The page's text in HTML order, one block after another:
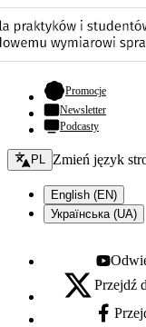
Promocje- otwiera
Newsletter
Podcasty
Zmień język - bieżący:
PL Zmień język
English (EN)
Українська (UA)
Youtube -
X - otwiera się w
Przejdź
Facebook